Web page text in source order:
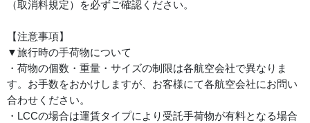
（取消料規定）を必ずご確認ください。
【注意事項】
▼旅行時の手荷物について
・荷物の個数・重量・サイズの制限は各航空会社で異なりま
す。お手数をおかけしますが、お客様にて各航空会社にお問い
合わせください。
・LCCの場合は運賃タイプにより受託手荷物が有料となる場合